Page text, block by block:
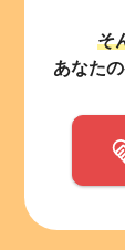
そ
あなた